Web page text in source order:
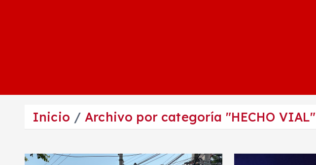
Inicio Archivo por categoría "HECHO VIAL"